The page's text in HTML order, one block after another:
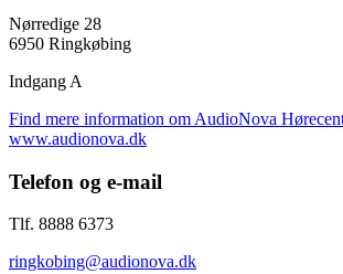
Nørredige 28
6950 Ringkøbing
Indgang A
Find mere information om AudioNova
www.audionova.dk
Telefon og e-mail
Tlf. 8888 6373
ringkobing@audionova.dk